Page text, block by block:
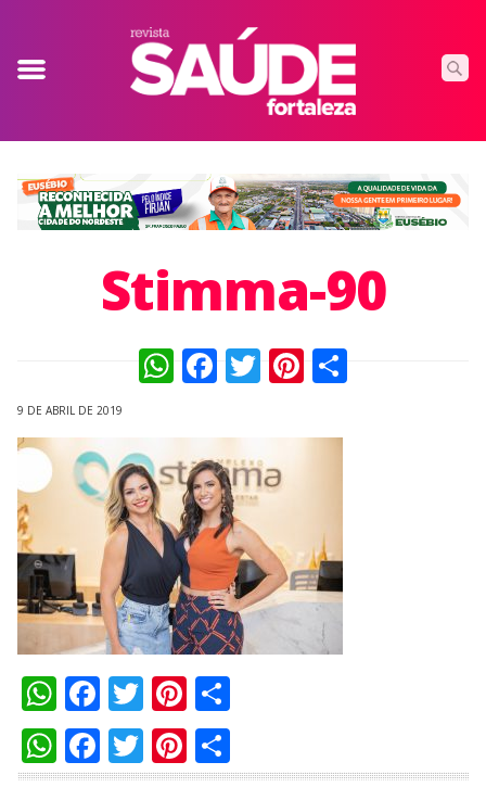
Stimma-90
WhatsApp
Facebook
TwitterPinterest
9 DE ABRIL DE 2019
WhatsApp
Facebook
Twitter
Pinterest
Compartilhar
WhatsApp
Facebook
Twitter
Pinterest
Compartilhar